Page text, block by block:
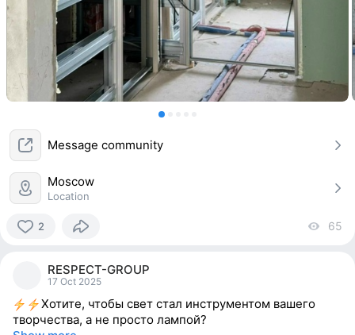
Message community
Moscow
Location
2 65
RESPECT-GROUP
17 Oct 2025
Хотите, чтобы свет стал инструментом вашего
творчества, а не просто лампой?